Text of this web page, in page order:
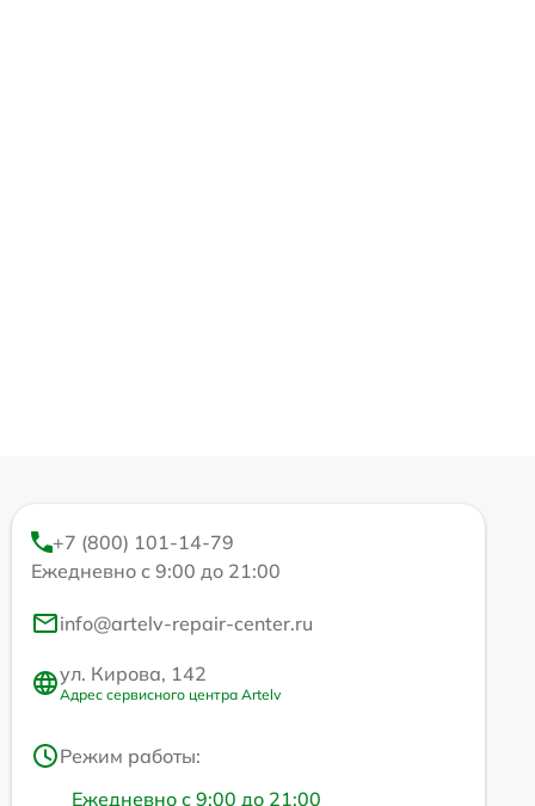
+7 (800) 101-14-79
Ежедневно с 9:00 до 21:00
info@artelv-repair-center.ru
ул. Кирова, 142
Адрес сервисного центра Artelv
Режим работы:
Ежедневно с 9:00 до 21:00